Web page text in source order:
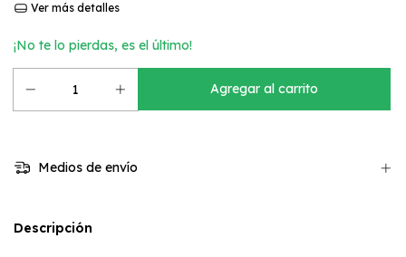
Ver más detalles
¡No te lo pierdas, es el último!
Medios de envío
Descripción